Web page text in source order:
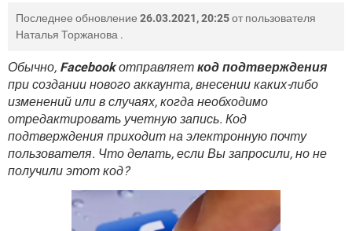
WINDOWS 10 ВКОНТАКТЕ
YANDEX
FACEBOOK
WINDOWS 10 ВКОНТАКТЕ
ВИДЕО GOOGLE
YANDEX
TIKTOK TELEGRAM
FACEBOOK ИГРЫ
WINDOWS 10 ВКОНТАКТЕ
ВИДЕО
YANDEX
ЭНЦИКЛОПЕДИЯ
TIKTOK TELEGRAM
WHATSAPP INSTAGRAM
FACEBOOK ИГРЫ
WINDOWS 10 ВКОНТАКТЕ
ВИДЕО
Последнее обновление 26.03.2021, 20:25от пользователя
Наталья Торжанова .
Обычно, Facebookотправляет код подтверждения
при создании нового аккаунта, внесении каких-либо
изменений или в случаях, когда необходимо
отредактировать учетную запись. Код
подтверждения приходит на электронную почту
пользователя. Что делать, если Вы запросили, но не
получили этот код?